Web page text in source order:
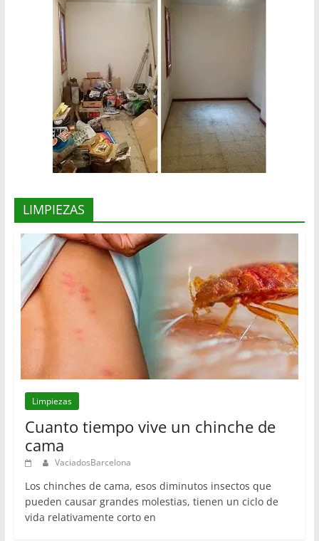
LIMPIEZAS
Limpiezas
Cuanto tiempo vive un chinche de
cama
VaciadosBarcelona
Los chinches de cama, esos diminutos insectos que
pueden causar grandes molestias, tienen un ciclo de
vida relativamente corto en